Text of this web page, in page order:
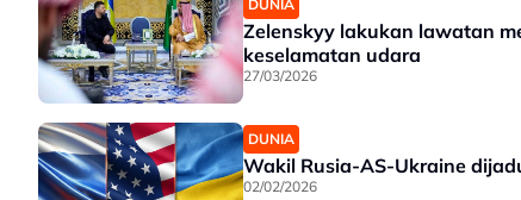
DUNIA
Zelenskyy lakukan lawatan
keselamatan udara
27/03/2026
DUNIA
Wakil Rusia-AS-Ukraine
02/02/2026